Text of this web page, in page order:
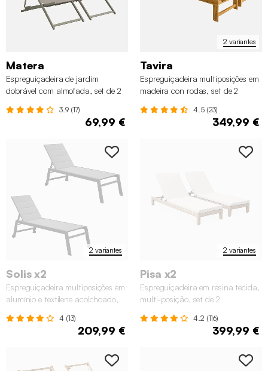
Matera
Espreguiçadeira de jardim
dobrável com almofada, set de 2
3.9 (17)
69,99 €
2 variantes
Tavira
Espreguiçadeira multiposições em
madeira con rodas, set de 2
4.5 (23)
349,99 €
2 variantes
Solis x2
Espreguiçadeira multiposições em
alumínio e textilene acolchoado,
4 (13)
209,99 €
2 variantes
Pisa x2
Espreguiçadeira em resina tecida,
multi-posição, set de 2
4.2 (116)
399,99 €